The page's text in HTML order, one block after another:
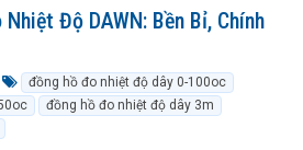
Độ DAWN: Bền Bỉ, Chính
ừ
k
đồng hồ đo nhiệt độ dây 0-100oc
đồng hồ đo nhiệt độ dây 3m